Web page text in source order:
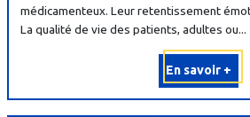
médicamenteux. Leur retentissement
La qualité de vie des patients, adultes ou...
En savoir +